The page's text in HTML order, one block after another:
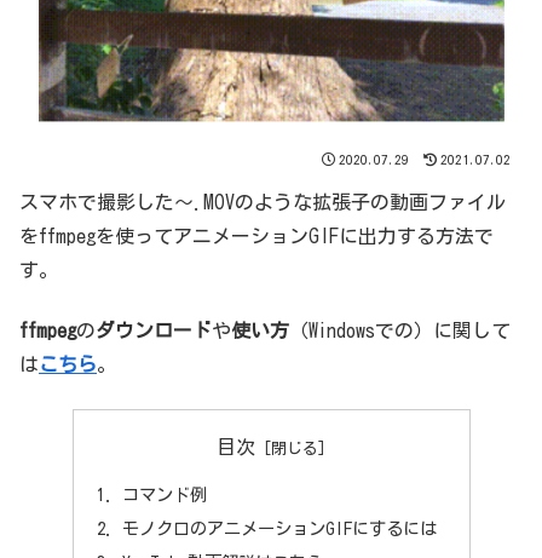
2020.07.29 2021.07.02
スマホで撮影した～.MOVのような拡張子の動画ファイル
をffmpegを使ってアニメーションGIFに出力する方法で
す。
ffmpegのダウンロードや使い方 （Windowsでの）に関して
はこちら。
目次
コマンド例
モノクロのアニメーションGIFにするには